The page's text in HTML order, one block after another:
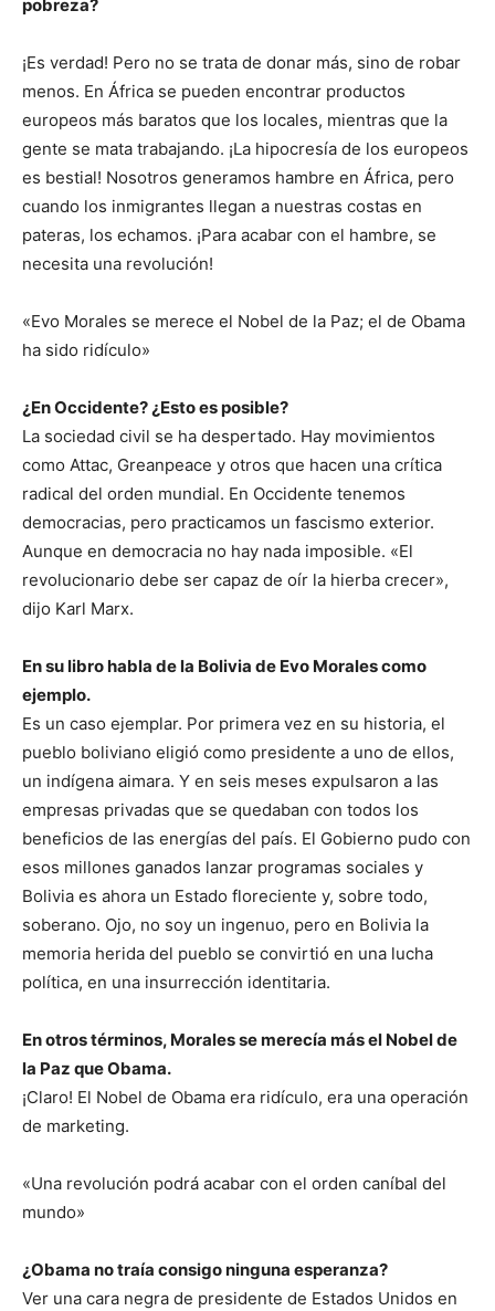
pobreza?
¡Es verdad! Pero no se trata de donar más, sino de robar
menos. En África se pueden encontrar productos
europeos más baratos que los locales, mientras que la
gente se mata trabajando. ¡La hipocresía de los europeos
es bestial! Nosotros generamos hambre en África, pero
cuando los inmigrantes llegan a nuestras costas en
pateras, los echamos. ¡Para acabar con el hambre, se
necesita una revolución!
«Evo Morales se merece el Nobel de la Paz; el de Obama
ha sido ridículo»
¿En Occidente? ¿Esto es posible?
La sociedad civil se ha despertado. Hay movimientos
como Attac, Greanpeace y otros que hacen una crítica
radical del orden mundial. En Occidente tenemos
democracias, pero practicamos un fascismo exterior.
Aunque en democracia no hay nada imposible. «El
revolucionario debe ser capaz de oír la hierba crecer»,
dijo Karl Marx.
En su libro habla de la Bolivia de Evo Morales como
ejemplo.
Es un caso ejemplar. Por primera vez en su historia, el
pueblo boliviano eligió como presidente a uno de ellos,
un indígena aimara. Y en seis meses expulsaron a las
empresas privadas que se quedaban con todos los
beneficios de las energías del país. El Gobierno pudo con
esos millones ganados lanzar programas sociales y
Bolivia es ahora un Estado floreciente y, sobre todo,
soberano. Ojo, no soy un ingenuo, pero en Bolivia la
memoria herida del pueblo se convirtió en una lucha
política, en una insurrección identitaria.
En otros términos, Morales se merecía más el Nobel de
la Paz que Obama.
¡Claro! El Nobel de Obama era ridículo, era una operación
de marketing.
«Una revolución podrá acabar con el orden caníbal del
mundo»
¿Obama no traía consigo ninguna esperanza?
Ver una cara negra de presidente de Estados Unidos en